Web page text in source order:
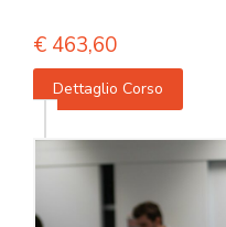
€ 463,60
Dettaglio Corso